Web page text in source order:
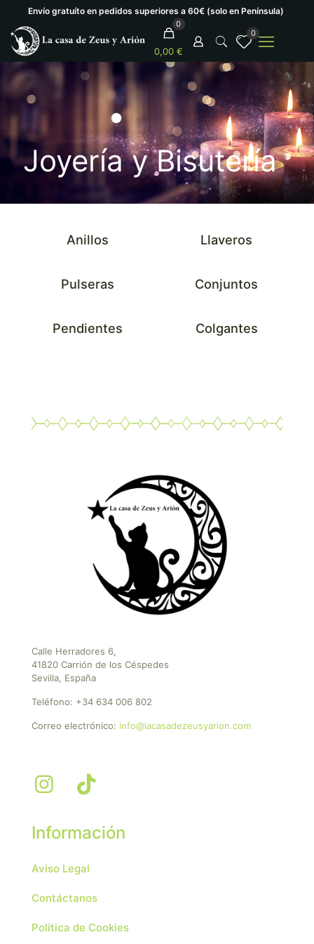
Envío gratuíto en pedidos superiores a 60€ (solo en Península)
0
0,00 €
0
Joyería y Bisutería
Anillos Llaveros
Pulseras Conjuntos
Pendientes Colgantes
Calle Herradores 6,
41820 Carrión de los Céspedes
Sevilla, España
Teléfono: +34 634 006 802
Correo electrónico: info@lacasadezeusyarion.com
Información
Aviso Legal
Contáctanos
Política de Cookies